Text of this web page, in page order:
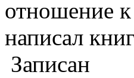
отношение
написал
Записан